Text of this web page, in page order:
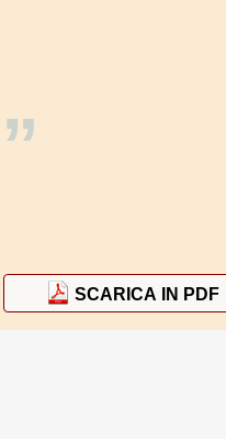
”
SCARICA IN PDF